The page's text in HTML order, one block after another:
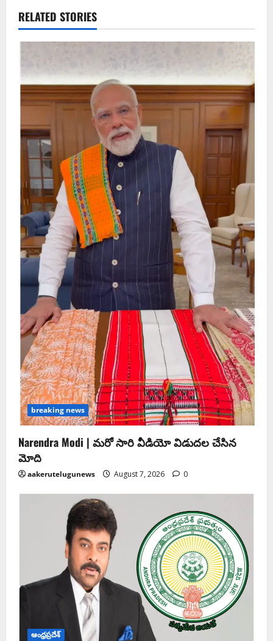
RELATED STORIES
breaking news
Narendra Modi | మ‌రో సారి వీడియో విడుద‌ల చేసిన
మోది
aakerutelugunews August 7, 2026 0
ఆంధ్ర‌ప్ర‌దేశ్